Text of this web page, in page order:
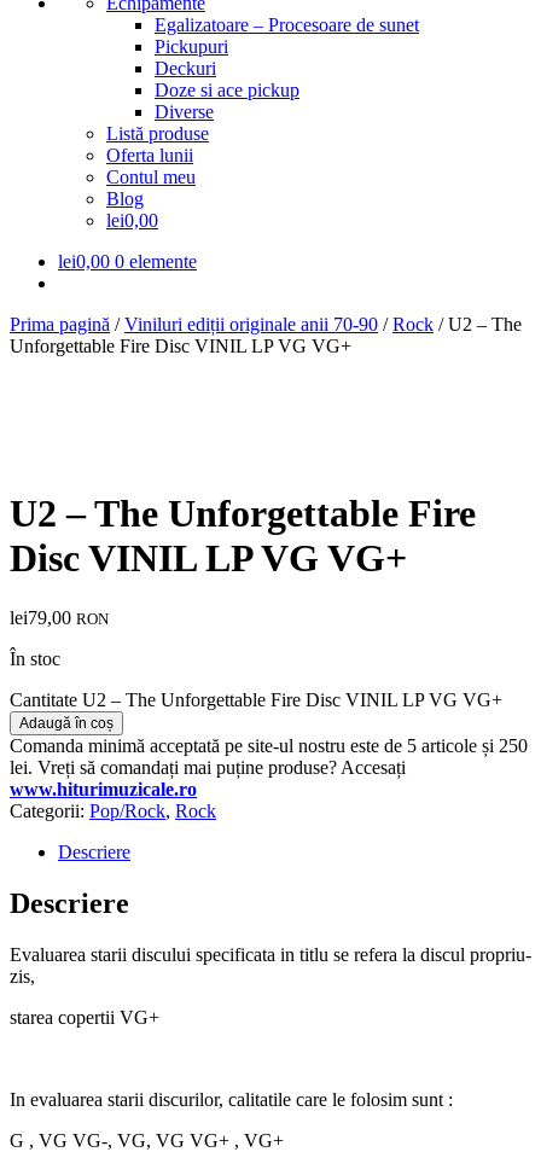
Egalizatoare – Procesoare de sunet
Pickupuri
Deckuri
Doze si ace pickup
Diverse
Listă produse
Oferta lunii
Contul meu
Blog
lei0,00
lei0,00 0 elemente
Prima pagină /Viniluri ediții originale anii 70-90 /Rock /U2 – The
Unforgettable Fire Disc VINIL LP VG VG+
U2 – The Unforgettable Fire
Disc VINIL LP VG VG+
lei79,00 RON
În stoc
Cantitate U2 – The Unforgettable Fire Disc VINIL LP VG VG+
Adaugă în coș
Comanda minimă acceptată pe site-ul nostru este de 5 articole și 250
lei. Vreți să comandați mai puține produse? Accesați
www.hiturimuzicale.ro
Categorii: Pop/Rock, Rock
Descriere
Descriere
Evaluarea starii discului specificata in titlu se refera la discul propriu-
zis,
starea copertii VG+
In evaluarea starii discurilor, calitatile care le folosim sunt :
G , VG VG-, VG, VG VG+ , VG+